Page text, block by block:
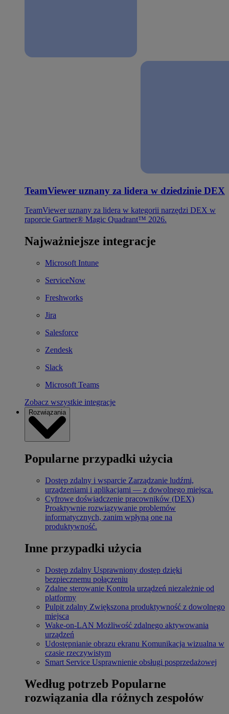
TeamViewer uznany za lidera w dziedzinie DEX
TeamViewer uznany za lidera w kategorii narzędzi DEX w
raporcie Gartner® Magic Quadrant™ 2026.
Najważniejsze integracje
Microsoft Intune
ServiceNow
Freshworks
Jira
Salesforce
Zendesk
Slack
Microsoft Teams
Zobacz wszystkie integracje
Rozwiązania
Popularne przypadki użycia
Dostęp zdalny i wsparcie Zarządzanie ludźmi,
urządzeniami i aplikacjami — z dowolnego miejsca.
Cyfrowe doświadczenie pracowników (DEX)
Proaktywnie rozwiązywanie problemów
informatycznych, zanim wpłyną one na
produktywność.
Inne przypadki użycia
Dostęp zdalny Usprawniony dostęp dzięki
bezpiecznemu połączeniu
Zdalne sterowanie Kontrola urządzeń niezależnie od
platformy
Pulpit zdalny Zwiększona produktywność z dowolnego
miejsca
Wake-on-LAN Możliwość zdalnego aktywowania
urządzeń
Udostępnianie obrazu ekranu Komunikacja wizualna w
czasie rzeczywistym
Smart Service Usprawnienie obsługi posprzedażowej
Według potrzeb Popularne
rozwiązania dla różnych zespołów